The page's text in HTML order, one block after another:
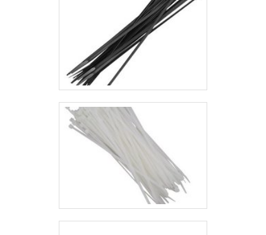
itens, como organizador de fios e
cabos em espiral e organizador de
cabos CFTV com ótima qualidade e
eficiência.Apresentando produtos de
alto padrão, a empresa conta com
profissionais especializados e
instalações modernas e em bom
estado, conquistando então a
confiança de todos MZ PLASTIC,
sendo assim, a empresa tem sido
preferência no segmento, devido a
idoneidade em tudo que faz, na qual
garante o sucesso dos clientes de